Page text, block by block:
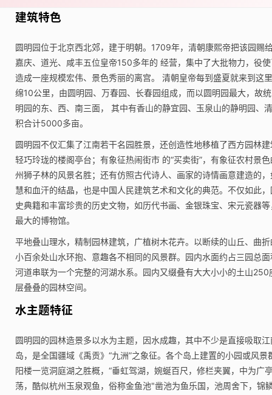
建筑特色
圆明园位于北京西北郊，建于明朝。1709年，清朝康熙帝把该园赐
嘉庆、道光、咸丰五位皇帝150多年的 经营，集中了大批物力，役
造成一座规模宏伟、景色秀丽的离宫。 清朝皇帝每到盛夏就来到这
绵10公里，由圆明园、万春园、长春园组成，而以圆明园最大，故
明园的东、西、南三面， 其中有香山的静宜园、玉泉山的静明园、
积合计5000多亩。
圆明园不仅汇集了江南若干名园胜景，还创造性地移植了西方园林
轻巧玲珑的楼阁亭台；有象征热闹街市 的“买卖街”，有象征农村景
州狮子林的风景名胜；还有仿照古代诗人、画家的诗情画意建造的
慧和血汗的结晶，也是中国人民建筑艺术和文化的典范。不仅如此
史典籍和丰富珍贵的历史文物，如历代书画、金银珠宝、宋元瓷器
最大的博物馆。
平地叠山理水，精制园林建筑，广植树木花卉。以断续的山丘、曲
小百余处山水环抱、意趣各不相同的风景群。园内水面约占三园总
河道串联为一个完整的河湖水系。园内又缀叠有大大小小的土山
层叠叠的园林空间。
水主题特征
圆明园的园林造景多以水为主题，因水成趣，其中不少是直接吸取
岛，是全国疆域《禹贡》“九洲”之象征。各个岛上建置的小园或风
阳楼一览洞庭湖之胜概，“垂虹驾湖，婉蜒百尺，修栏夹翼，中为
荡，酷似杭州玉泉观鱼，俗称金鱼池"凿池为鱼乐国，池周舍下，